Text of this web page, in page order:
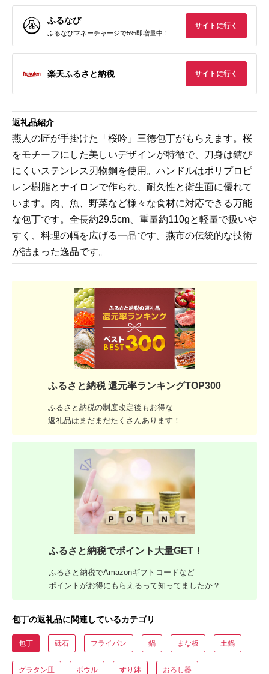
ふるなび
ふるなびマネーチャージで5%即増量中！
サイトに行く
楽天ふるさと納税 サイトに行く
返礼品紹介
燕人の匠が手掛けた「桜吟」三徳包丁がもらえます。桜
をモチーフにした美しいデザインが特徴で、刀身は錆び
にくいステンレス刃物鋼を使用。ハンドルはポリプロピ
レン樹脂とナイロンで作られ、耐久性と衛生面に優れて
います。肉、魚、野菜など様々な食材に対応できる万能
な包丁です。全長約29.5cm、重量約110gと軽量で扱いや
すく、料理の幅を広げる一品です。燕市の伝統的な技術
が詰まった逸品です。
ふるさと納税 還元率ランキングTOP300
ふるさと納税の制度改定後もお得な
返礼品はまだまだたくさんあります！
ふるさと納税でポイント大量GET！
ふるさと納税でAmazonギフトコードなど
ポイントがお得にもらえるって知ってましたか？
包丁の返礼品に関連しているカテゴリ
包丁 砥石 フライパン 鍋 まな板 土鍋
グラタン皿 ボウル すり鉢 おろし器